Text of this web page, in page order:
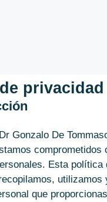
privacidad
Gonzalo De
comprometidos
Esta política
utilizamos
que